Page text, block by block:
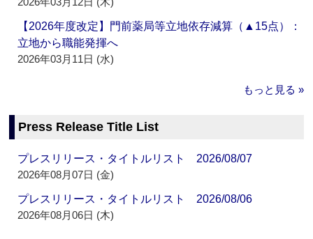
【2026年度改定】門前薬局等立地依存減算（▲15点）：
立地から職能発揮へ
2026年03月11日 (水)
もっと見る »
Press Release Title List
プレスリリース・タイトルリスト 2026/08/07
2026年08月07日 (金)
プレスリリース・タイトルリスト 2026/08/06
2026年08月06日 (木)